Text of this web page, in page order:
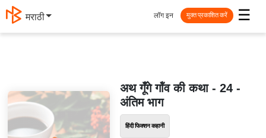
मराठी ☰
लॉग इन मुक्त प्रकाशित करें
अथ गूँगे गॉंव की कथा - 24 -
अंतिम भाग
हिंदी फिक्शन कहानी